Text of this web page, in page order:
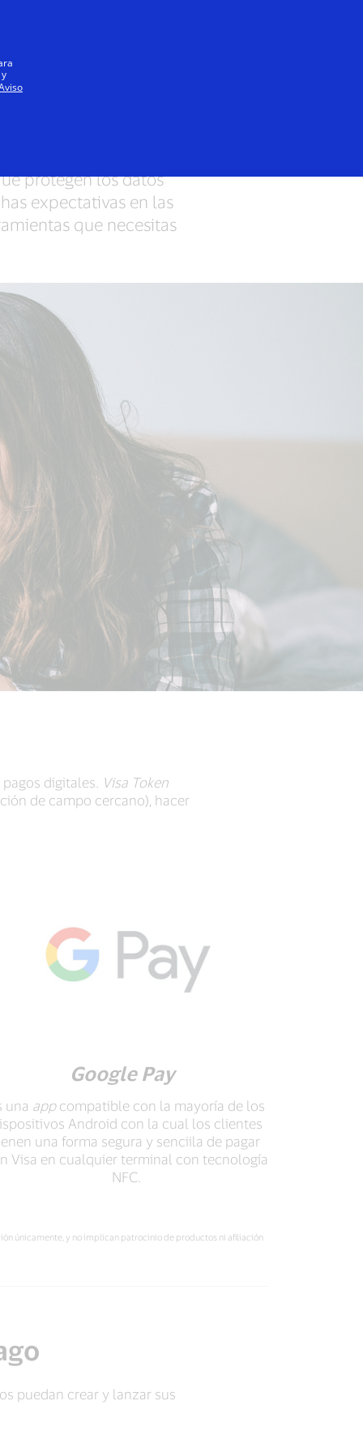
Todos
protegen los datos
expectativas en las
que necesitas
digitales. Visa Token
de campo cercano), hacer
Google Pay
una appcompatible con la mayoría de los
Android con la cual los clientes
una forma segura y senciila de pagar
Visa en cualquier terminal con tecnología
NFC.
únicamente, y no implican patrocinio de productos ni afiliación
puedan crear y lanzar sus